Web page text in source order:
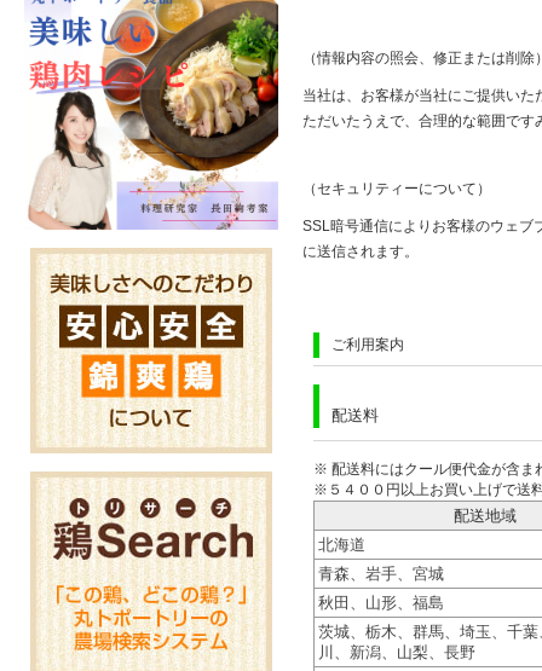
（情報内容の照会、修正または削除
当社は、お客様が当社にご提供い
ただいたうえで、合理的な範囲で
（セキュリティーについて）
SSL暗号通信によりお客様のウェブ
に送信されます。
ご利用案内
配送料
※ 配送料にはクール便代金が含ま
※５４００円以上お買い上げで送
配送地域
北海道
青森、岩手、宮城
秋田、山形、福島
茨城、栃木、群馬、埼玉、千
川、新潟、山梨、長野